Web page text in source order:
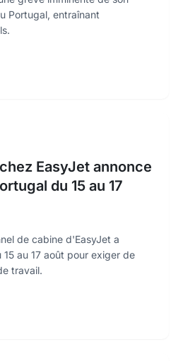
Portugal, entraînant
EasyJet annonce
du 15 au 17
de cabine d'EasyJet a
au 17 août pour exiger de
travail.